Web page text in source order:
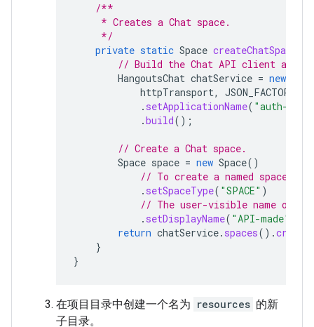
/**
     * Creates a Chat space.
     */
private static Space createChatSpace
// Build the Chat API client and
HangoutsChat chatService = new
httpTransport, JSON_FACTORY
. setApplicationName( "auth-
.build();
// Create a Chat space.
Space space = new Space()
// To create a named space, set
. setSpaceType( "SPACE" )
// The user-visible name of
. setDisplayName( "API-made"
return chatService. spaces().create
}
}
在项目目录中创建一个名为 resources 的新
子目录。